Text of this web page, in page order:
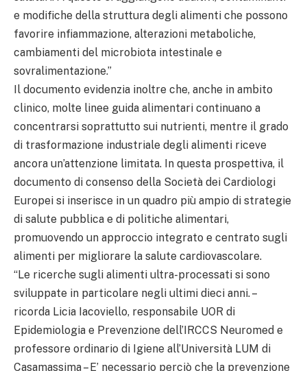
e modifiche della struttura degli alimenti che possono
favorire infiammazione, alterazioni metaboliche,
cambiamenti del microbiota intestinale e
sovralimentazione.”
Il documento evidenzia inoltre che, anche in ambito
clinico, molte linee guida alimentari continuano a
concentrarsi soprattutto sui nutrienti, mentre il grado
di trasformazione industriale degli alimenti riceve
ancora un’attenzione limitata. In questa prospettiva, il
documento di consenso della Società dei Cardiologi
Europei si inserisce in un quadro più ampio di strategie
di salute pubblica e di politiche alimentari,
promuovendo un approccio integrato e centrato sugli
alimenti per migliorare la salute cardiovascolare.
“Le ricerche sugli alimenti ultra-processati si sono
sviluppate in particolare negli ultimi dieci anni. –
ricorda Licia Iacoviello, responsabile UOR di
Epidemiologia e Prevenzione dell’IRCCS Neuromed e
professore ordinario di Igiene all’Università LUM di
Casamassima – E’ necessario perciò che la prevenzione